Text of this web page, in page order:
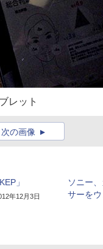
レット
次の画像
」
年12月3日
ソニー
サーを